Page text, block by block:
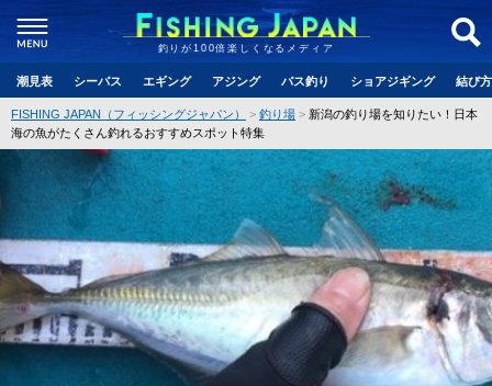
釣りが100倍楽しくなるメディア
潮見表 シーバス エギング アジング バス釣り ショアジギング 結び
FISHING JAPAN（フィッシングジャパン） 釣り場
新潟の釣り場を知りたい！日本
海の魚がたくさん釣れるおすすめスポット特集